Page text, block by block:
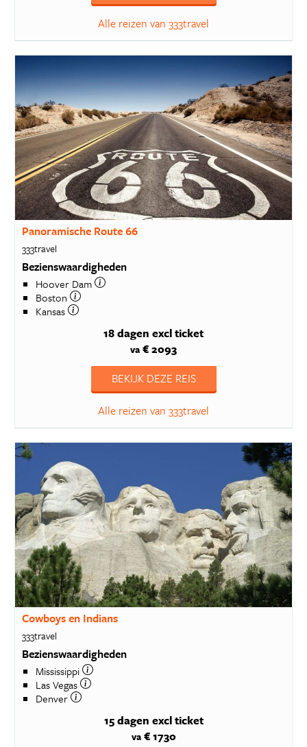
Alle reizen van 333travel
Panoramische Route 66
333travel
Bezienswaardigheden
Hoover Dam
Boston
Kansas
18 dagen excl ticket
va € 2093
BEKIJK DEZE REIS
Alle reizen van 333travel
Cowboys en Indians
333travel
Bezienswaardigheden
Mississippi
Las Vegas
Denver
15 dagen excl ticket
va€ 1730